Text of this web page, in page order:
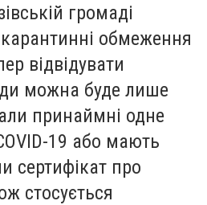
громаді
обмеження
відвідувати
можна буде лише
принаймні одне
19 або мають
сертифікат про
стосується